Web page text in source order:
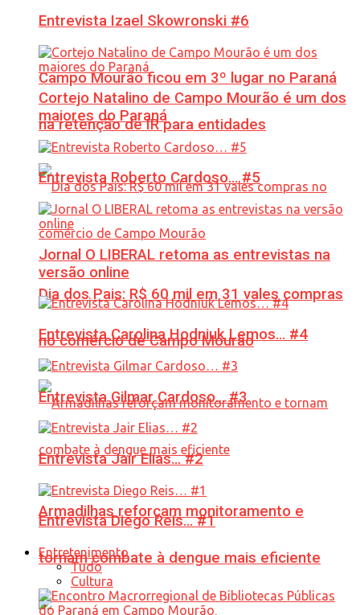
Campo Mourão ficou em 3º lugar no Paraná
na retenção de IR para entidades
Dia dos Pais: R$ 60 mil em 31 vales compras
no comércio de Campo Mourão
Armadilhas reforçam monitoramento e
tornam combate à dengue mais eficiente
Entrevista Izael Skowronski #6
Cortejo Natalino de Campo Mourão é um dos
maiores do Paraná
Entrevista Roberto Cardoso… #5
Jornal O LIBERAL retoma as entrevistas na
versão online
Entrevista Carolina Hodniuk Lemos… #4
Entrevista Gilmar Cardoso… #3
Entrevista Jair Elias… #2
Entrevista Diego Reis… #1
Entretenimento
Tudo
Cultura